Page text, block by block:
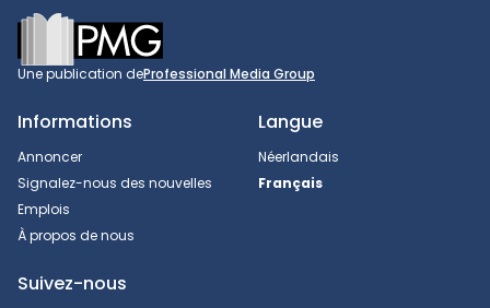
Footer
Une publication deProfessional Media Group
Informations
Annoncer
Signalez-nous des nouvelles
Emplois
À propos de nous
Langue
Néerlandais
Français
Suivez-nous